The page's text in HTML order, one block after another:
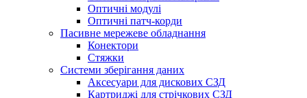
Оптичні модулі
Оптичні патч-корди
Пасивне мережеве обладнання
Конектори
Стяжки
Системи зберігання даних
Аксесуари для дискових СЗД
Картриджі для стрічкових СЗД